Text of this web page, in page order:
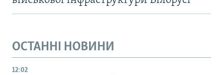
ОСТАННІ НОВИНИ
12:02